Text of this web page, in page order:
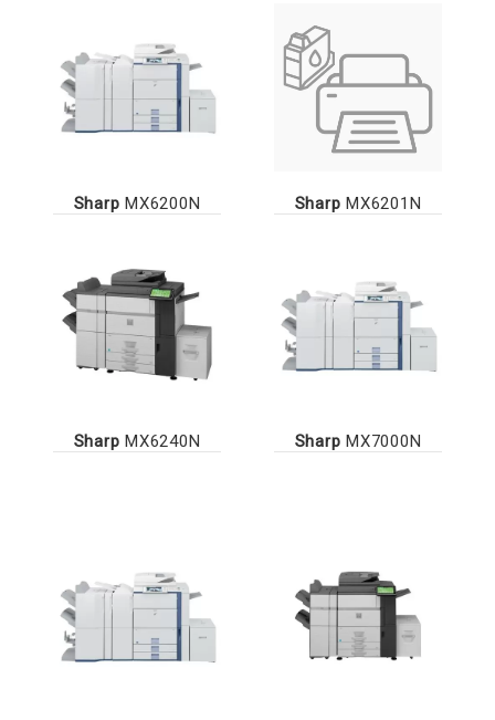
Sharp MX6200N Sharp MX6201N
Sharp MX6240N Sharp MX7000N